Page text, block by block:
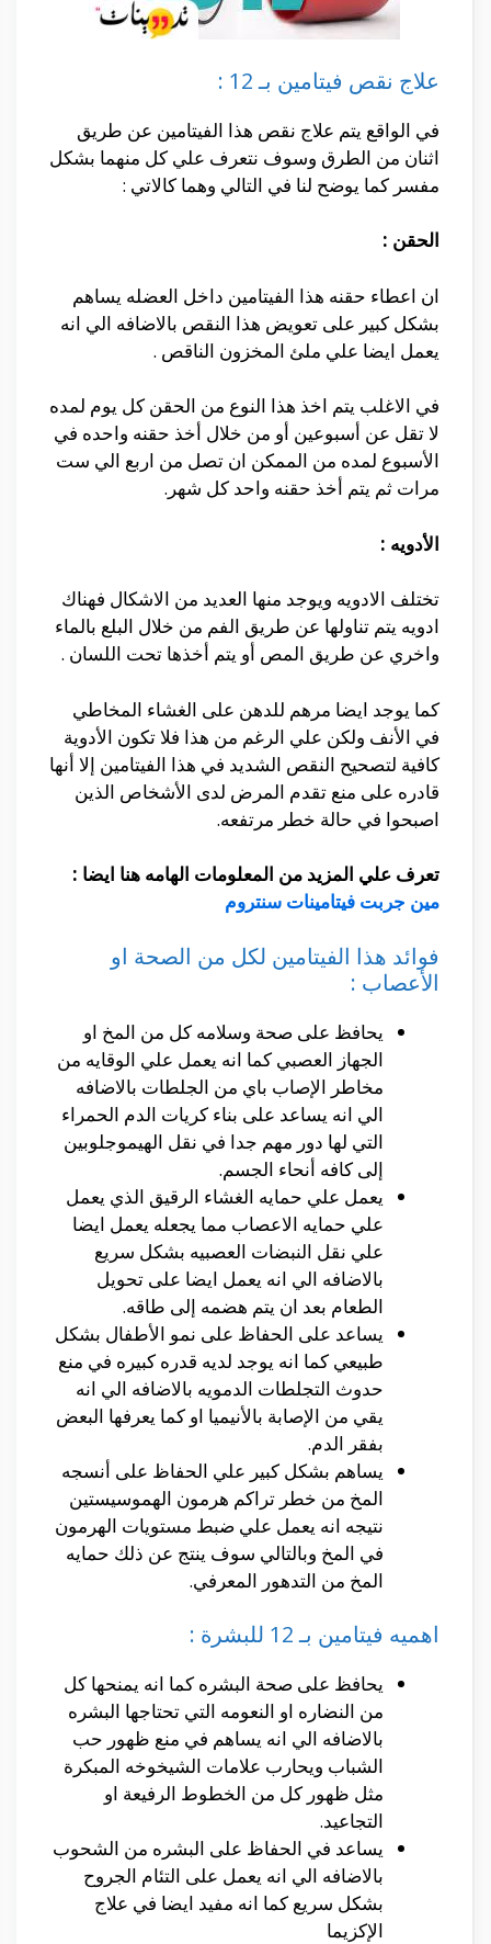
علاج نقص فيتامين بـ 12 :
في الواقع يتم علاج نقص هذا الفيتامين عن طريق
اثنان من الطرق وسوف نتعرف علي كل منهما بشكل
مفسر كما يوضح لنا في التالي وهما كالاتي :
الحقن :
ان اعطاء حقنه هذا الفيتامين داخل العضله يساهم
بشكل كبير على تعويض هذا النقص بالاضافه الي انه
يعمل ايضا علي ملئ المخزون الناقص .
في الاغلب يتم اخذ هذا النوع من الحقن كل يوم لمده
لا تقل عن أسبوعين أو من خلال أخذ حقنه واحده في
الأسبوع لمده من الممكن ان تصل من اربع الي ست
مرات ثم يتم أخذ حقنه واحد كل شهر.
الأدويه :
تختلف الادويه ويوجد منها العديد من الاشكال فهناك
ادويه يتم تناولها عن طريق الفم من خلال البلع بالماء
واخري عن طريق المص أو يتم أخذها تحت اللسان .
كما يوجد ايضا مرهم للدهن على الغشاء المخاطي
في الأنف ولكن علي الرغم من هذا فلا تكون الأدوية
كافية لتصحيح النقص الشديد في هذا الفيتامين إلا أنها
قادره على منع تقدم المرض لدى الأشخاص الذين
اصبحوا في حالة خطر مرتفعه.
تعرف علي المزيد من المعلومات الهامه هنا ايضا :
مين جربت فيتامينات سنتروم
فوائد هذا الفيتامين لكل من الصحة او
الأعصاب :
يحافظ على صحة وسلامه كل من المخ او
الجهاز العصبي كما انه يعمل علي الوقايه من
مخاطر الإصاب باي من الجلطات بالاضافه
الي انه يساعد على بناء كريات الدم الحمراء
التي لها دور مهم جدا في نقل الهيموجلوبين
إلى كافه أنحاء الجسم.
يعمل علي حمايه الغشاء الرقيق الذي يعمل
علي حمايه الاعصاب مما يجعله يعمل ايضا
علي نقل النبضات العصبيه بشكل سريع
بالاضافه الي انه يعمل ايضا على تحويل
الطعام بعد ان يتم هضمه إلى طاقه.
يساعد على الحفاظ على نمو الأطفال بشكل
طبيعي كما انه يوجد لديه قدره كبيره في منع
حدوث التجلطات الدمويه بالاضافه الي انه
يقي من الإصابة بالأنيميا او كما يعرفها البعض
بفقر الدم.
يساهم بشكل كبير علي الحفاظ على أنسجه
المخ من خطر تراكم هرمون الهموسيستين
نتيجه انه يعمل علي ضبط مستويات الهرمون
في المخ وبالتالي سوف ينتج عن ذلك حمايه
المخ من التدهور المعرفي.
اهميه فيتامين بـ 12 للبشرة :
يحافظ على صحة البشره كما انه يمنحها كل
من النضاره او النعومه التي تحتاجها البشره
بالاضافه الي انه يساهم في منع ظهور حب
الشباب ويحارب علامات الشيخوخه المبكرة
مثل ظهور كل من الخطوط الرفيعة او
التجاعيد.
يساعد في الحفاظ على البشره من الشحوب
بالاضافه الي انه يعمل على التئام الجروح
بشكل سريع كما انه مفيد ايضا في علاج
الإكزيما